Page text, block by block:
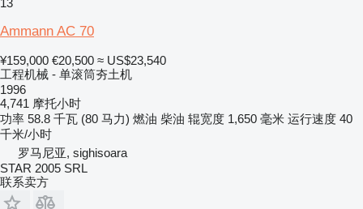
Ammann AC 70
¥159,000 €20,500 ≈ US$23,540
工程机械 - 单滚筒夯土机
1996
4,741 摩托小时
功率 58.8 千瓦 (80 马力) 燃油 柴油 辊宽度 1,650 毫米 运行速度 40
千米/小时
罗马尼亚, sighisoara
STAR 2005 SRL
联系卖方